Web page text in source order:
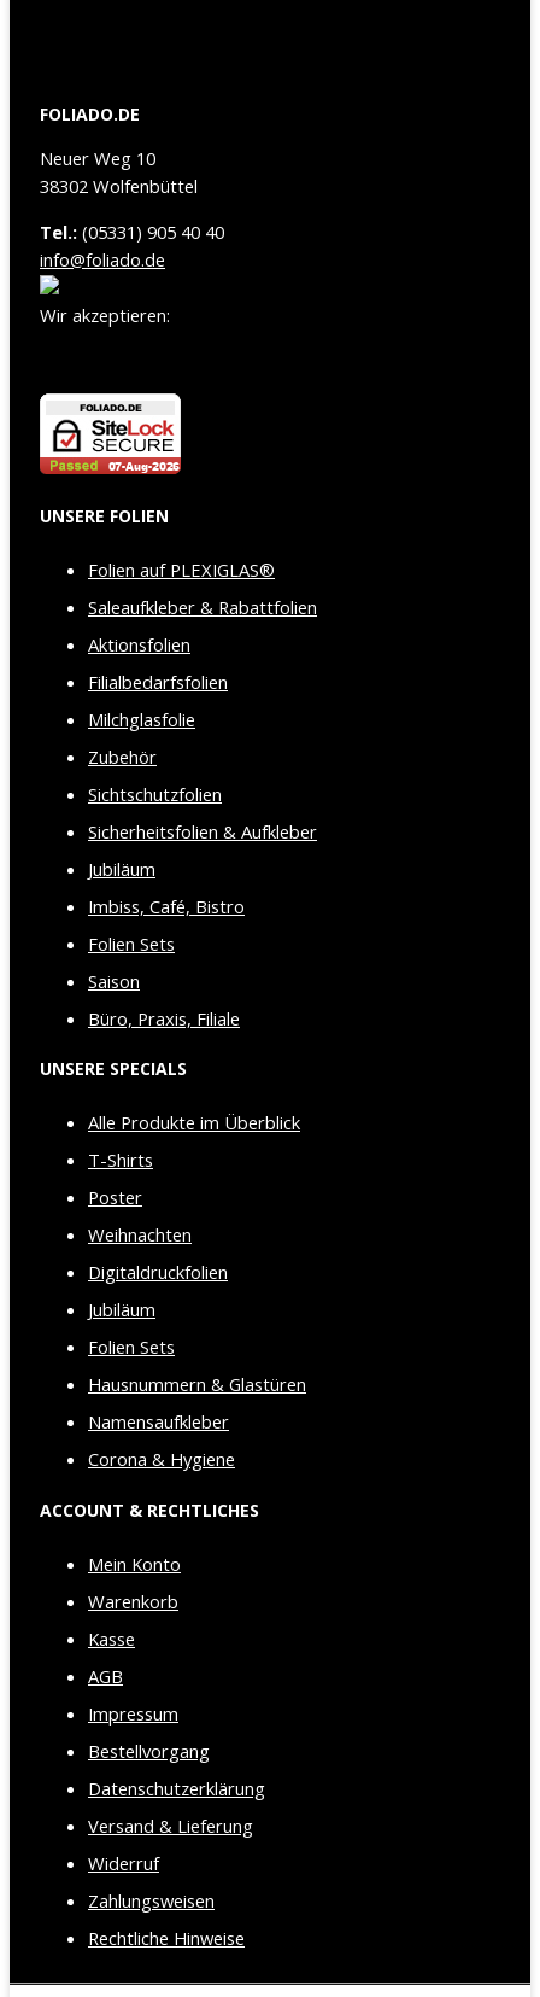
FOLIADO.DE
Neuer Weg 10
38302 Wolfenbüttel
Tel.: (05331) 905 40 40
info@foliado.de
Wir akzeptieren:
UNSERE FOLIEN
Folien auf PLEXIGLAS®
Saleaufkleber & Rabattfolien
Aktionsfolien
Filialbedarfsfolien
Milchglasfolie
Zubehör
Sichtschutzfolien
Sicherheitsfolien & Aufkleber
Jubiläum
Imbiss, Café, Bistro
Folien Sets
Saison
Büro, Praxis, Filiale
UNSERE SPECIALS
Alle Produkte im Überblick
T-Shirts
Poster
Weihnachten
Digitaldruckfolien
Jubiläum
Folien Sets
Hausnummern & Glastüren
Namensaufkleber
Corona & Hygiene
ACCOUNT & RECHTLICHES
Mein Konto
Warenkorb
Kasse
AGB
Impressum
Bestellvorgang
Datenschutzerklärung
Versand & Lieferung
Widerruf
Zahlungsweisen
Rechtliche Hinweise